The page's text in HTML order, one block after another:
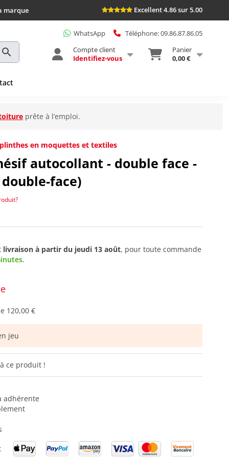
marque Excellent 4.86 sur 5.00
WhatsApp
Téléphone: 09.86.87.86.05
Compte client
Identifiez-vous
Panier
0,00 €
prête à l’emploi.
en moquettes et textiles
autocollant - double face -
face)
livraison à partir du jeudi 13 août, pour toute commande
.
120,00 €
jeu
ce produit !
adhérente